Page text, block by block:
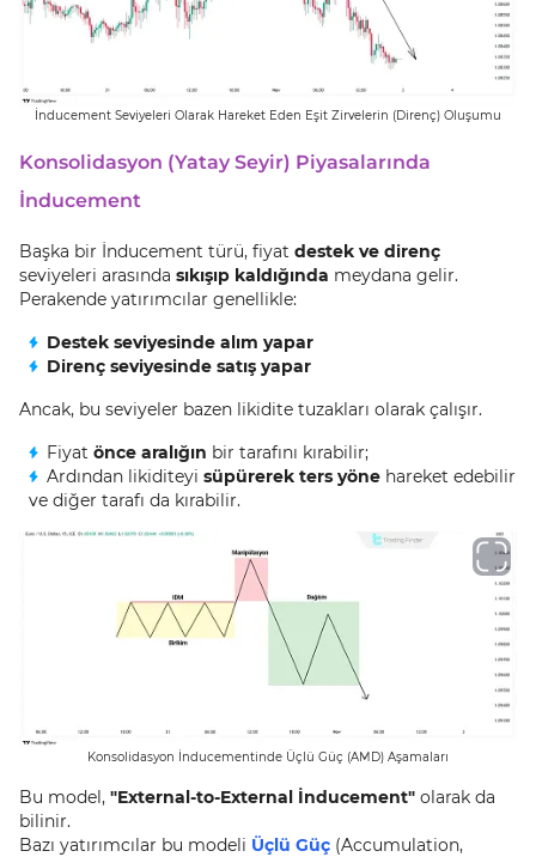
İnducement Seviyeleri Olarak Hareket Eden Eşit Zirvelerin (Direnç) Oluşumu
Konsolidasyon (Yatay Seyir) Piyasalarında
İnducement
Başka bir İnducement türü, fiyat destek ve direnç
seviyeleri arasında sıkışıp kaldığında meydana gelir.
Perakende yatırımcılar genellikle:
Destek seviyesinde alım yapar
Direnç seviyesinde satış yapar
Ancak, bu seviyeler bazen likidite tuzakları olarak çalışır.
Fiyat önce aralığın bir tarafını kırabilir;
Ardından likiditeyi süpürerek ters yöne hareket edebilir
ve diğer tarafı da kırabilir.
Konsolidasyon İnducementinde Üçlü Güç (AMD) Aşamaları
Bu model, "External-to-External İnducement" olarak da
bilinir.
Bazı yatırımcılar bu modeli Üçlü Güç (Accumulation,